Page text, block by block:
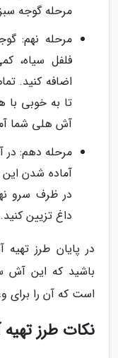
مرحله گوجه
مرحله نهم:
فلفل سیاه،
اضافه کنید.
آش هلی شما
مرحله دهم: در
آماده شدن
در ظرف سرو
داغ تزیین کنید.
در پایان طرز
باشید که این آش
است که آن را برای
نکات طرز